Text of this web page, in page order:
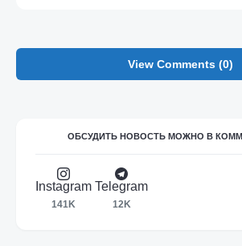
View Comments (0)
ОБСУДИТЬ НОВОСТЬ МОЖНО В
Instagram
141K
Telegram
12K